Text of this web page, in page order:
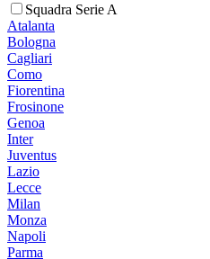
Squadra Serie A
Atalanta
Bologna
Cagliari
Como
Fiorentina
Frosinone
Genoa
Inter
Juventus
Lazio
Lecce
Milan
Monza
Napoli
Parma